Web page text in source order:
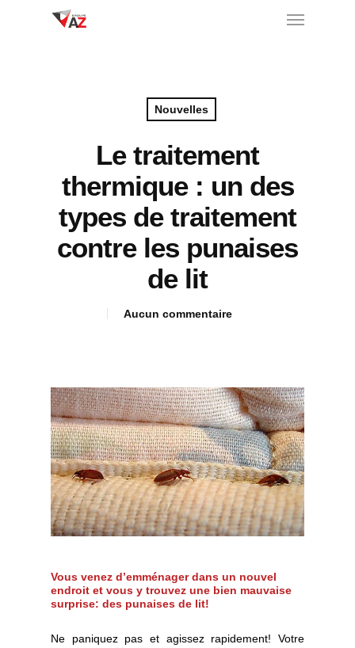
Nouvelles
Le traitement
thermique : un des
types de traitement
contre les punaises
de lit
Aucun commentaire
Vous venez d’emménager dans un nouvel
endroit et vous y trouvez une bien mauvaise
surprise: des punaises de lit!
Ne paniquez pas et agissez rapidement! Votre